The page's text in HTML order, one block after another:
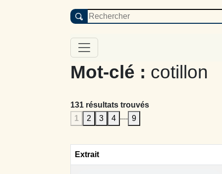
Mot-clé : cotillon
131 résultats trouvés
1
2 3 4 .... 9
Extrait